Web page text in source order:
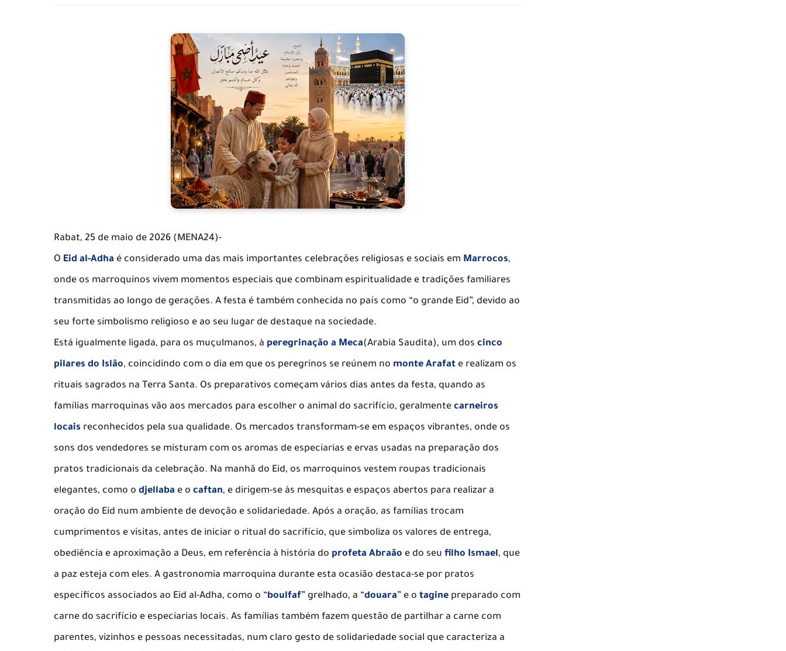
Rabat, 25 de maio de 2026 (MENA24)-
O Eid al-Adha é considerado uma das mais importantes celebrações religiosas e sociais em Marrocos,
onde os marroquinos vivem momentos especiais que combinam espiritualidade e tradições familiares
transmitidas ao longo de gerações. A festa é também conhecida no país como “o grande Eid”, devido ao
seu forte simbolismo religioso e ao seu lugar de destaque na sociedade.
Está igualmente ligada, para os muçulmanos, à peregrinação a Meca(Arabia Saudita), um dos cinco
pilares do Islão, coincidindo com o dia em que os peregrinos se reúnem no monte Arafat e realizam os
rituais sagrados na Terra Santa. Os preparativos começam vários dias antes da festa, quando as
famílias marroquinas vão aos mercados para escolher o animal do sacrifício, geralmente carneiros
locais reconhecidos pela sua qualidade. Os mercados transformam-se em espaços vibrantes, onde os
sons dos vendedores se misturam com os aromas de especiarias e ervas usadas na preparação dos
pratos tradicionais da celebração. Na manhã do Eid, os marroquinos vestem roupas tradicionais
elegantes, como o djellaba e o caftan, e dirigem-se às mesquitas e espaços abertos para realizar a
oração do Eid num ambiente de devoção e solidariedade. Após a oração, as famílias trocam
cumprimentos e visitas, antes de iniciar o ritual do sacrifício, que simboliza os valores de entrega,
obediência e aproximação a Deus, em referência à história do profeta Abraão e do seu filho Ismael, que
a paz esteja com eles. A gastronomia marroquina durante esta ocasião destaca-se por pratos
específicos associados ao Eid al-Adha, como o “boulfaf” grelhado, a “douara” e o tagine preparado com
carne do sacrifício e especiarias locais. As famílias também fazem questão de partilhar a carne com
parentes, vizinhos e pessoas necessitadas, num claro gesto de solidariedade social que caracteriza a